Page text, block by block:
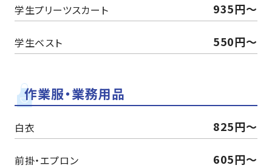
学生プリーツスカート 935円～
学生ベスト 550円～
作業服・業務用品
白衣 825円～
前掛・エプロン 605円～